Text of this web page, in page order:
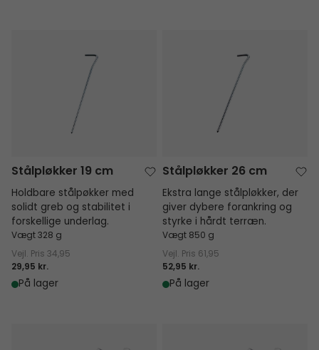
Stålpløkker 19 cm
Holdbare stålpøkker med
solidt greb og stabilitet i
forskellige underlag.
Vægt 328 g
Vejl. Pris 34,95
29,95 kr.
På lager
Stålpløkker 26 cm
Ekstra lange stålpløkker, der
giver dybere forankring og
styrke i hårdt terræn.
Vægt 850 g
Vejl. Pris 61,95
52,95 kr.
På lager